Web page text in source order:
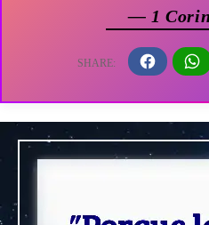
— 1